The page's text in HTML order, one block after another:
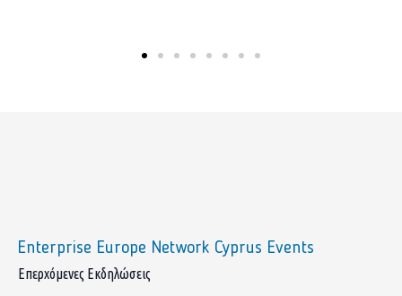
Enterprise Europe Network Cyprus Events
sidebar
Επερχόμενες Εκδηλώσεις